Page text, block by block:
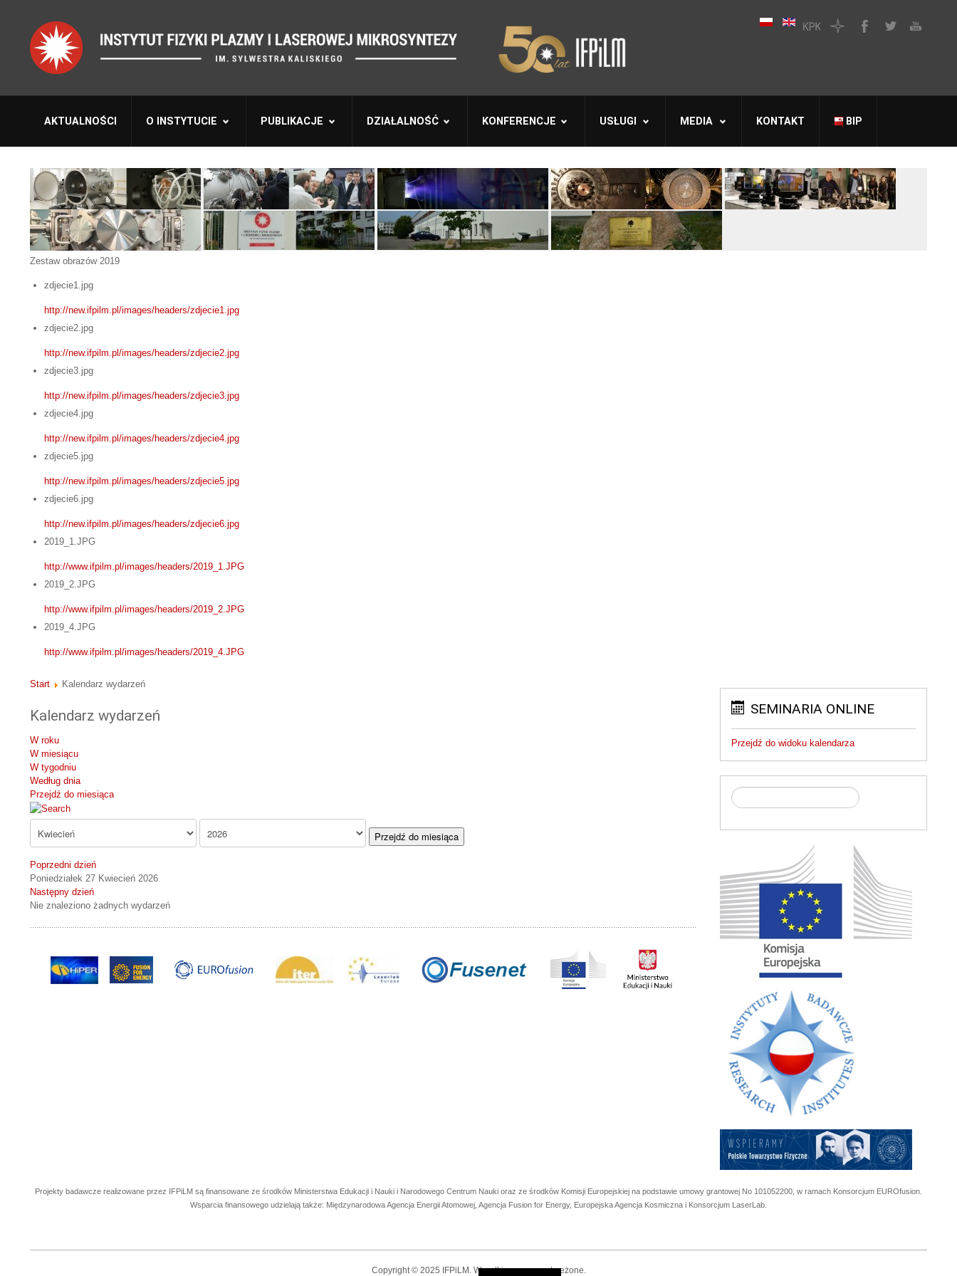
AKTUALNOŚCI O INSTYTUCIE PUBLIKACJE DZIAŁALNOŚĆ KONFERENCJE USŁUGI MEDIA KONTAKT BIP
Zestaw obrazów 2019
zdjecie1.jpg
http://new.ifpilm.pl/images/headers/zdjecie1.jpg
zdjecie2.jpg
http://new.ifpilm.pl/images/headers/zdjecie2.jpg
zdjecie3.jpg
http://new.ifpilm.pl/images/headers/zdjecie3.jpg
zdjecie4.jpg
http://new.ifpilm.pl/images/headers/zdjecie4.jpg
zdjecie5.jpg
http://new.ifpilm.pl/images/headers/zdjecie5.jpg
zdjecie6.jpg
http://new.ifpilm.pl/images/headers/zdjecie6.jpg
2019_1.JPG
http://www.ifpilm.pl/images/headers/2019_1.JPG
2019_2.JPG
http://www.ifpilm.pl/images/headers/2019_2.JPG
2019_4.JPG
http://www.ifpilm.pl/images/headers/2019_4.JPG
Start Kalendarz wydarzeń
Kalendarz wydarzeń
W roku
W miesiącu
W tygodniu
Według dnia
Przejdź do miesiąca
Przejdź do miesiąca
Poprzedni dzień
Poniedziałek 27 Kwiecień 2026
Następny dzień
Nie znaleziono żadnych wydarzeń
SEMINARIA ONLINE
Przejdź do widoku kalendarza
Projekty badawcze realizowane przez IFPiLM są finansowane ze środków Ministerstwa Edukacji i Nauki i Narodowego Centrum Nauki oraz ze środków Komisji Europejskiej na podstawie umowy grantowej No 101052200, w ramach Konsorcjum EUROfusion.
Wsparcia finansowego udzielają także: Międzynarodowa Agencja Energii Atomowej, Agencja Fusion for Energy, Europejska Agencja Kosmiczna i Konsorcjum LaserLab.
Copyright © 2025 IFPiLM. Wszelkie prawa zastrzeżone.